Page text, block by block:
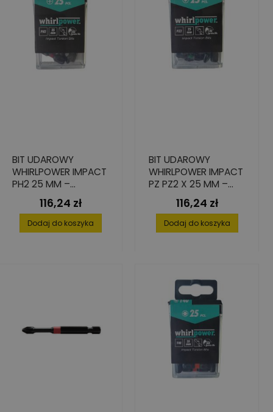
BIT UDAROWY
WHIRLPOWER IMPACT
PH2 25 MM –
WYSOKA PRECYZJA,
25 SZT.Cena
116,24 zł
Dodaj do koszyka
BIT UDAROWY
WHIRLPOWER IMPACT
PZ PZ2 X 25 MM –
SET 25 SZT.
Cena
116,24 zł
Dodaj do koszyka